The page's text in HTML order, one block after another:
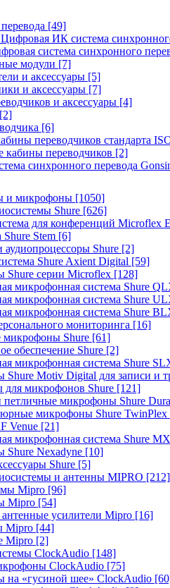
[49]
ИК система
система синхронного
модули [7]
и аксессуары [5]
и аксессуары [7]
и аксессуары [4]
[2]
[6]
переводчиков стандарта
кабины переводчиков [2]
синхронного перевода
и микрофоны [1050]
Shure [626]
для конференций Microflex
Shure Stem [6]
Shure [2]
Shure Axient Digital [59]
серии Microflex [128]
микрофонная система Shure
микрофонная система Shure
микрофонная система Shure
мониторинга [16]
Shure [61]
обеспечение Shure [2]
микрофонная система Shure
Motiv Digital для записи и
для микрофонов Shure [121]
петличные микрофоны Shure
микрофоны Shure TwinPlex
Venue [21]
микрофонная система Shure
Nexadyne [10]
Shure [5]
и антенны MIPRO [212]
Mipro [96]
Mipro [54]
усилители Mipro [16]
Mipro [44]
Mipro [2]
ClockAudio [148]
ClockAudio [75]
«гусиной шее» ClockAudio